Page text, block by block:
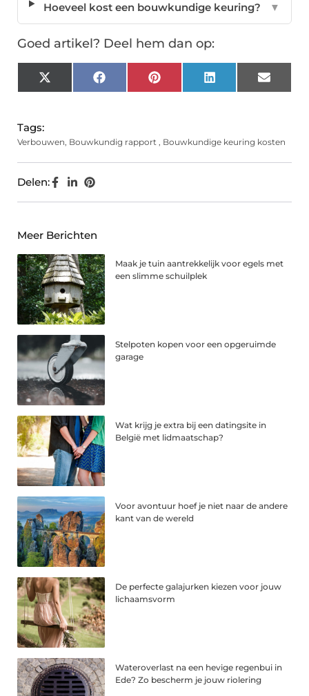
Hoeveel kost een bouwkundige keuring? ▼
Goed artikel? Deel hem dan op:
X
(Twitter)
FacebookPinterest LinkedIn Email
Tags:
Verbouwen, Bouwkundig rapport , Bouwkundige keuring kosten
Delen:
Meer Berichten
Maak je tuin aantrekkelijk voor egels met
een slimme schuilplek
Stelpoten kopen voor een opgeruimde
garage
Wat krijg je extra bij een datingsite in
België met lidmaatschap?
Voor avontuur hoef je niet naar de andere
kant van de wereld
De perfecte galajurken kiezen voor jouw
lichaamsvorm
Wateroverlast na een hevige regenbui in
Ede? Zo bescherm je jouw riolering